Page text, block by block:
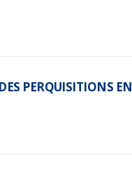
PERQUISITIONS EN